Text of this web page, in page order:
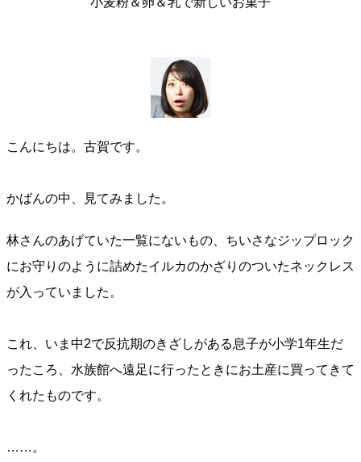
こんにちは。古賀です。
かばんの中、見てみました。
林さんのあげていた一覧にないもの、ちいさなジップロック
にお守りのように詰めたイルカのかざりのついたネックレス
が入っていました。
これ、いま中2で反抗期のきざしがある息子が小学1年生だ
ったころ、水族館へ遠足に行ったときにお土産に買ってきて
くれたものです。
……。